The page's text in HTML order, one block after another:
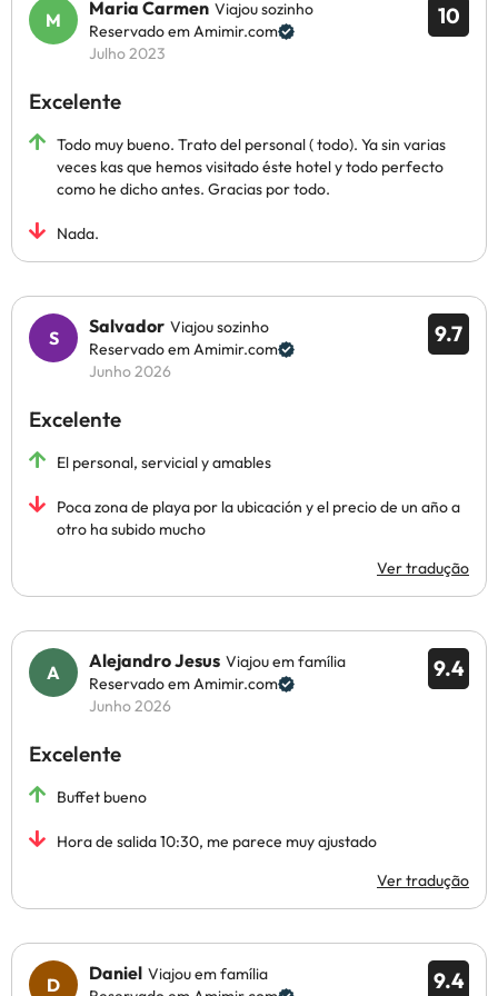
10
Maria Carmen Viajou sozinho
Reservado em Amimir.com
Julho 2023
Excelente
Todo muy bueno. Trato del personal ( todo). Ya sin varias
veces kas que hemos visitado éste hotel y todo perfecto
como he dicho antes. Gracias por todo.
Nada.
9.7
Salvador Viajou sozinho
Reservado em Amimir.com
Junho 2026
Excelente
El personal, servicial y amables
Poca zona de playa por la ubicación y el precio de un año a
otro ha subido mucho
Ver tradução
9.4
Alejandro Jesus Viajou em família
Reservado em Amimir.com
Junho 2026
Excelente
Buffet bueno
Hora de salida 10:30, me parece muy ajustado
Ver tradução
9.4
Daniel Viajou em família